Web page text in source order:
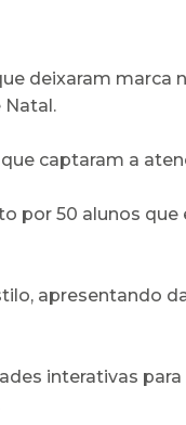
deixaram marca
Natal.
captaram a
por 50 alunos
apresentando
interativas